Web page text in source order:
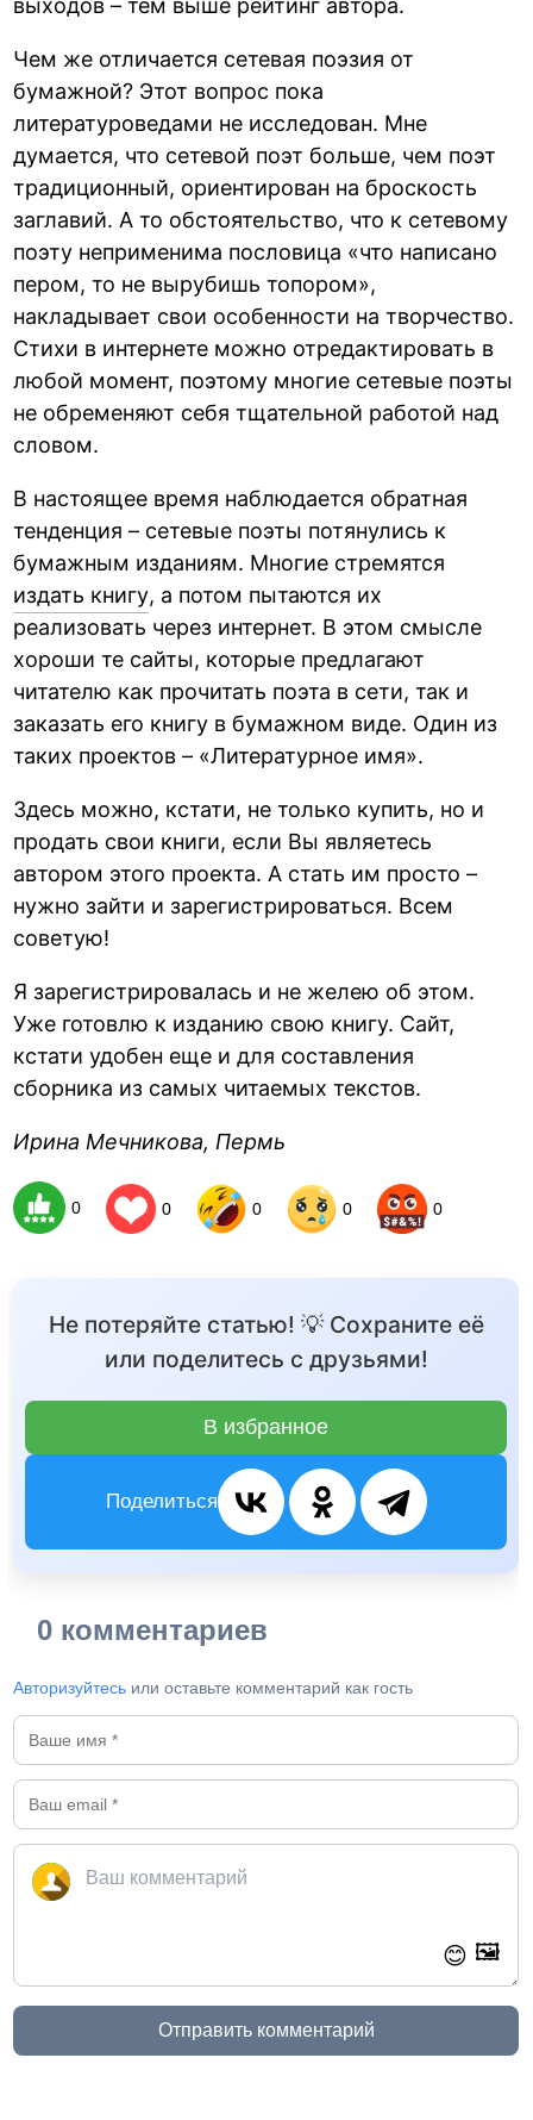
выходов – тем выше рейтинг автора.
Чем же отличается сетевая поэзия от
бумажной? Этот вопрос пока
литературоведами не исследован. Мне
думается, что сетевой поэт больше, чем поэт
традиционный, ориентирован на броскость
заглавий. А то обстоятельство, что к сетевому
поэту неприменима пословица «что написано
пером, то не вырубишь топором»,
накладывает свои особенности на творчество.
Стихи в интернете можно отредактировать в
любой момент, поэтому многие сетевые поэты
не обременяют себя тщательной работой над
словом.
В настоящее время наблюдается обратная
тенденция – сетевые поэты потянулись к
бумажным изданиям. Многие стремятся
издать книгу, а потом пытаются их
реализовать через интернет. В этом смысле
хороши те сайты, которые предлагают
читателю как прочитать поэта в сети, так и
заказать его книгу в бумажном виде. Один из
таких проектов – «Литературное имя».
Здесь можно, кстати, не только купить, но и
продать свои книги, если Вы являетесь
автором этого проекта. А стать им просто –
нужно зайти и зарегистрироваться. Всем
советую!
Я зарегистрировалась и не желею об этом.
Уже готовлю к изданию свою книгу. Сайт,
кстати удобен еще и для составления
сборника из самых читаемых текстов.
Ирина Мечникова, Пермь
0 0 0 0 0
Не потеряйте статью! 💡 Сохраните её
или поделитесь с друзьями!
В избранное
Поделиться
0 комментариев
Авторизуйтесь или оставьте комментарий как гость
😊 🖼️
Отправить комментарий